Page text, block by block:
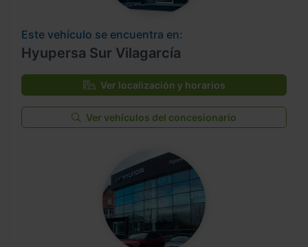
Este vehículo se encuentra en:
Hyupersa Sur Vilagarcía
Ver localización y horarios
Ver vehículos del concesionario